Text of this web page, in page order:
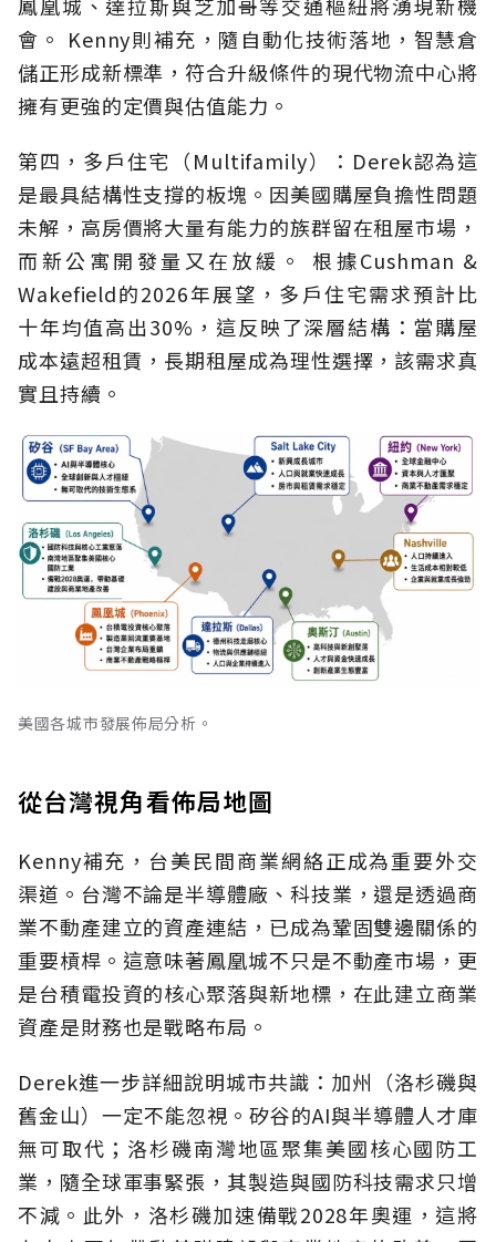
會。 Kenny則補充，隨自動化技術落地，智慧倉
儲正形成新標準，符合升級條件的現代物流中心將
擁有更強的定價與估值能力。
第四，多戶住宅（Multifamily）：Derek認為這
是最具結構性支撐的板塊。因美國購屋負擔性問題
未解，高房價將大量有能力的族群留在租屋市場，
而新公寓開發量又在放緩。 根據Cushman &
Wakefield的2026年展望，多戶住宅需求預計比
十年均值高出30%，這反映了深層結構：當購屋
成本遠超租賃，長期租屋成為理性選擇，該需求真
實且持續。
美國各城市發展佈局分析。
從台灣視角看佈局地圖
Kenny補充，台美民間商業網絡正成為重要外交
渠道。台灣不論是半導體廠、科技業，還是透過商
業不動產建立的資產連結，已成為鞏固雙邊關係的
重要槓桿。這意味著鳳凰城不只是不動產市場，更
是台積電投資的核心聚落與新地標，在此建立商業
資產是財務也是戰略布局。
Derek進一步詳細說明城市共識：加州（洛杉磯與
舊金山）一定不能忽視。矽谷的AI與半導體人才庫
無可取代；洛杉磯南灣地區聚集美國核心國防工
業，隨全球軍事緊張，其製造與國防科技需求只增
不減。此外，洛杉磯加速備戰2028年奧運，這將